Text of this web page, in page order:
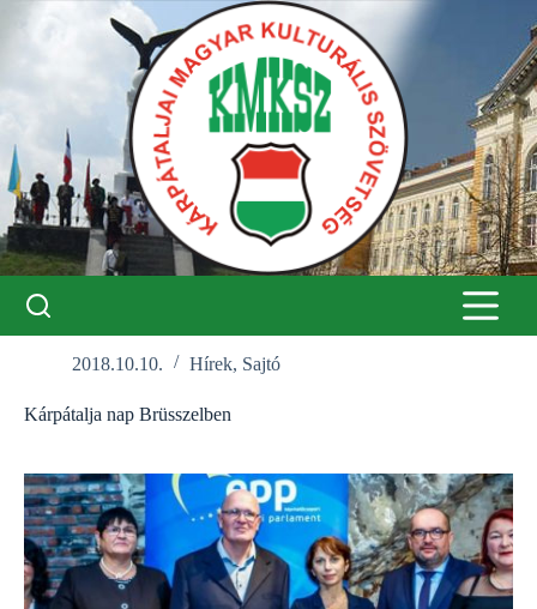
2018.10.10. Hírek, Sajtó
Kárpátalja nap Brüsszelben